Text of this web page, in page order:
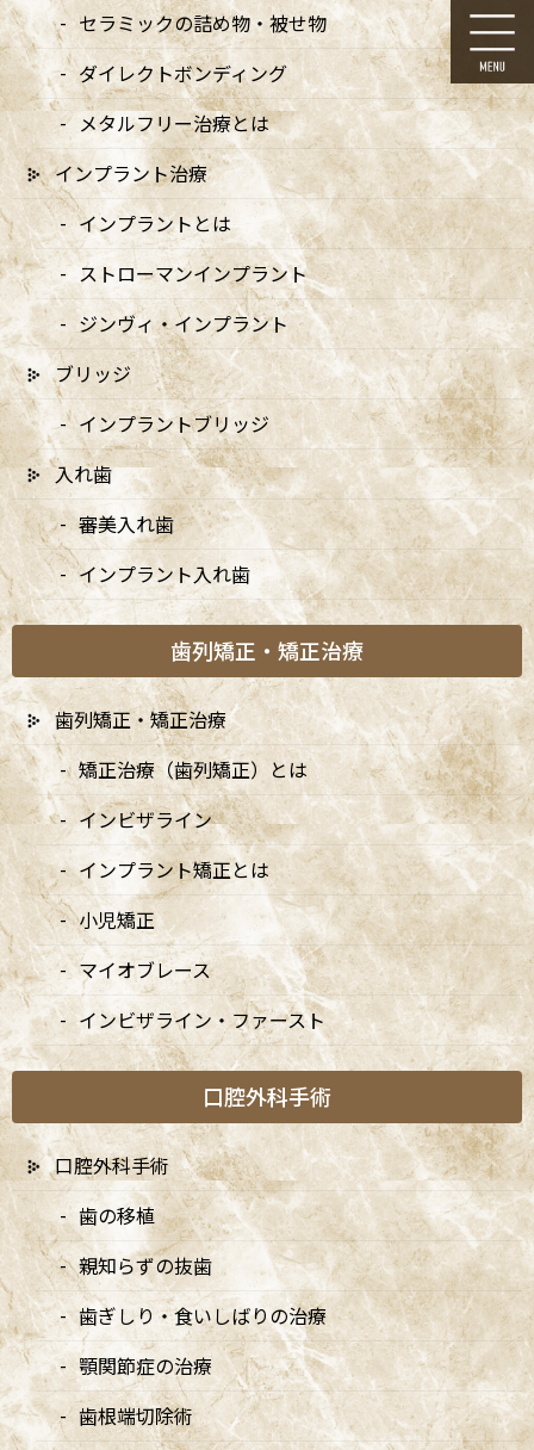
コ
ン
テ
ン
ツ
に
移
動
ナ
ビ
ゲ
ー
シ
ョ
ン
に
移
動 お知らせ
HOME お知らせ 設備のご紹介 _DSC8595 – コピー
2024/10/16
_DSC8595 – コピー
カテゴリー
大切なお知らせ
矯正診療日
新着情報
7/20は9:00〜15:00診療、8/10・8/11は休診です
2026/07/03
セラミックの詰め物・被せ物
ダイレクトボンディング
メタルフリー治療とは
インプラント治療
インプラントとは
ストローマンインプラント
ジンヴィ・インプラント
ブリッジ
インプラントブリッジ
入れ歯
審美入れ歯
インプラント入れ歯
歯列矯正・矯正治療
歯列矯正・矯正治療
矯正治療（歯列矯正）とは
インビザライン
インプラント矯正とは
小児矯正
マイオブレース
インビザライン・ファースト
口腔外科手術
口腔外科手術
歯の移植
親知らずの抜歯
歯ぎしり・食いしばりの治療
顎関節症の治療
歯根端切除術